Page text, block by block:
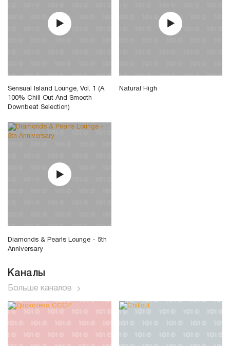
Sensual Island Lounge, Vol. 1 (A
100% Chill Out And Smooth
Downbeat Selection)
Natural High
Diamonds & Pearls Lounge - 5th
Anniversary
Каналы
Больше каналов